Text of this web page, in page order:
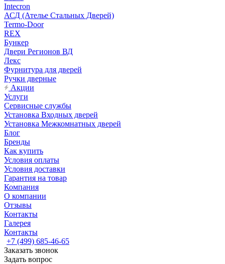
Intecron
АСД (Ателье Стальных Дверей)
Termo-Door
REX
Бункер
Двери Регионов ВД
Лекс
Фурнитура для дверей
Ручки дверные
Акции
Услуги
Сервисные службы
Установка Входных дверей
Установка Межкомнатных дверей
Блог
Бренды
Как купить
Условия оплаты
Условия доставки
Гарантия на товар
Компания
О компании
Отзывы
Контакты
Галерея
Контакты
+7 (499) 685-46-65
Заказать звонок
Задать вопрос